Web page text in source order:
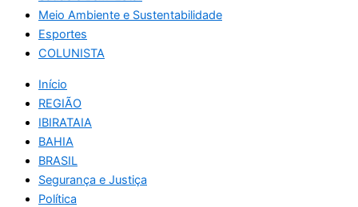
Meio Ambiente e Sustentabilidade
Esportes
COLUNISTA
Início
REGIÃO
IBIRATAIA
BAHIA
BRASIL
Segurança e Justiça
Política